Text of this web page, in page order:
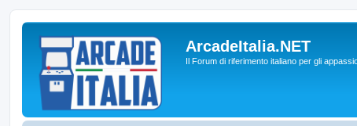
ArcadeItalia.NET
Il Forum di riferimento italiano per gli